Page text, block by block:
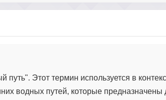
Этот термин используется в
водных путей, которые